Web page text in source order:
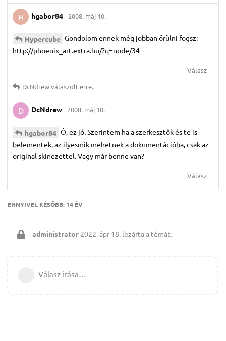
H hgabor84 2008. máj 10.
Hypercube Gondolom ennek még jobban örülni fogsz:
http://phoenix_art.extra.hu/?q=node/34
Válasz
DcNdrewválaszolt erre.
D DcNdrew 2008. máj 10.
hgabor84 Ó, ez jó. Szerintem ha a szerkesztők és te is
belementek, az ilyesmik mehetnek a dokumentációba, csak az
original skinezettel. Vagy már benne van?
Válasz
ENNYIVEL KÉSŐBB: 14 ÉV
administrator 2022. ápr 18. lezárta a témát.
Válasz írása…